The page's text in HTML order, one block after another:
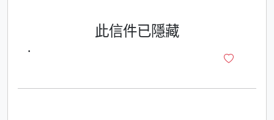
此信件已隱藏
·